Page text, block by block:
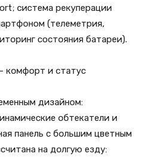
система рекуперации
(телеметрия,
состояния батареи).
комфорт и статус
дизайном:
обтекатели и
панель с большим цветным
на долгую езду: